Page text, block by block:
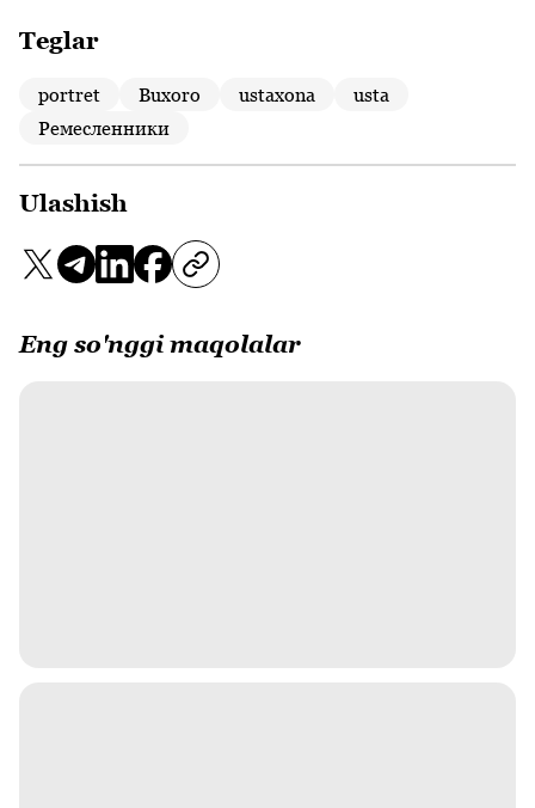
Teglar
portret Buxorо ustaxona
usta
Ремесленники
Ulashish
Eng so'nggi maqolalar